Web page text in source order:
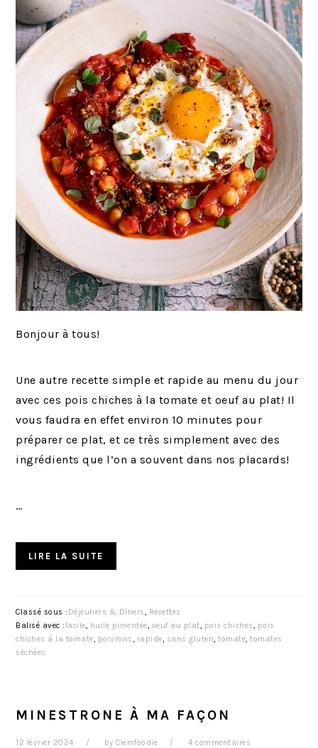
Bonjour à tous!
Une autre recette simple et rapide au menu du jour
avec ces pois chiches à la tomate et oeuf au plat! Il
vous faudra en effet environ 10 minutes pour
préparer ce plat, et ce très simplement avec des
ingrédients que l’on a souvent dans nos placards!
…
LIRE LA SUITE
Classé sous : Déjeuners & Dîners, Recettes
Balisé avec :facile, huile pimentée, oeuf au plat, pois chiches, pois
chiches à la tomate, poivrons, rapide, sans gluten,tomate,tomates
séchées
MINESTRONE À MA FAÇON
12 février 2024 byClemfoodie 4 commentaires